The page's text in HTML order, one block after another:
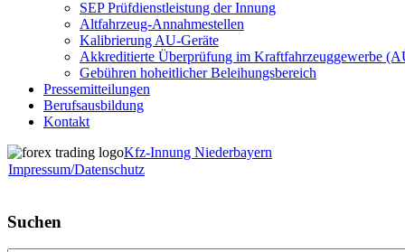
SEP Prüfdienstleistung der Innung
Altfahrzeug-Annahmestellen
Kalibrierung AU-Geräte
Akkreditierte Überprüfung im Kraftfahrzeuggewerbe
Gebühren hoheitlicher Beleihungsbereich
Pressemitteilungen
Berufsausbildung
Kontakt
Kfz-Innung Niederbayern
Impressum/Datenschutz
Suchen